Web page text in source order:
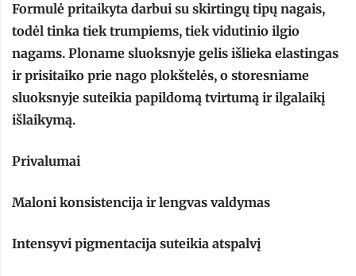
Formulė pritaikyta darbui su skirtingų tipų nagais,
todėl tinka tiek trumpiems, tiek vidutinio ilgio
nagams. Ploname sluoksnyje gelis išlieka elastingas
ir prisitaiko prie nago plokštelės, o storesniame
sluoksnyje suteikia papildomą tvirtumą ir ilgalaikį
išlaikymą.
Privalumai
Maloni konsistencija ir lengvas valdymas
Intensyvi pigmentacija suteikia atspalvį